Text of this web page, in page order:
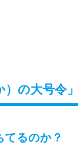
）の大号令
てるのか？